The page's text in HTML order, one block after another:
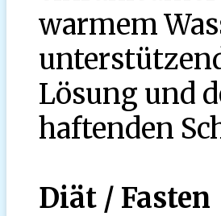
warmem
Lösung und
haftenden
Diät / Fasten